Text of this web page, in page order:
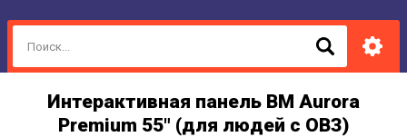
Интерактивная панель BM Aurora
Premium 55" (для людей с ОВЗ)